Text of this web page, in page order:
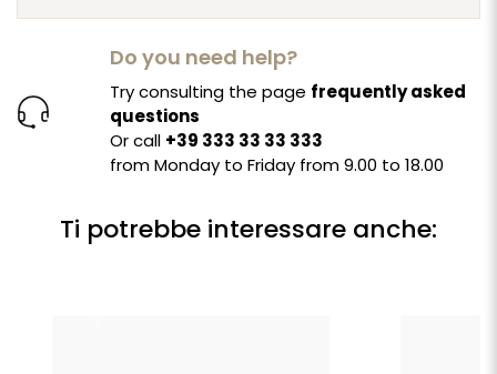
Do you need help?
Try consulting the page frequently asked
questions
Or call +39 333 33 33 333
from Monday to Friday from 9.00 to 18.00
Ti potrebbe interessare anche: